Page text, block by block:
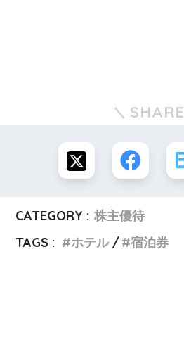
SHARE
CATEGORY : 株主優待
TAGS :
ホテル 宿泊券